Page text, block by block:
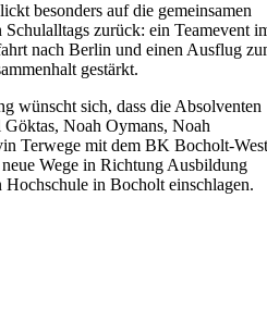
besonders auf die gemeinsamen
Schulalltags zurück: ein Teamevent
nach Berlin und einen Ausflug
gestärkt.
wünscht sich, dass die Absolventen
Noah Oymans, Noah
Terwege mit dem BK Bocholt-
Wege in Richtung Ausbildung
Hochschule in Bocholt einschlagen.